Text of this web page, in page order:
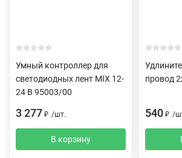
Умный контроллер для
светодиодных лент MIX 12-
24 В 95003/00
3 277 ₽ /шт.
В корзину
провод
540 ₽ /